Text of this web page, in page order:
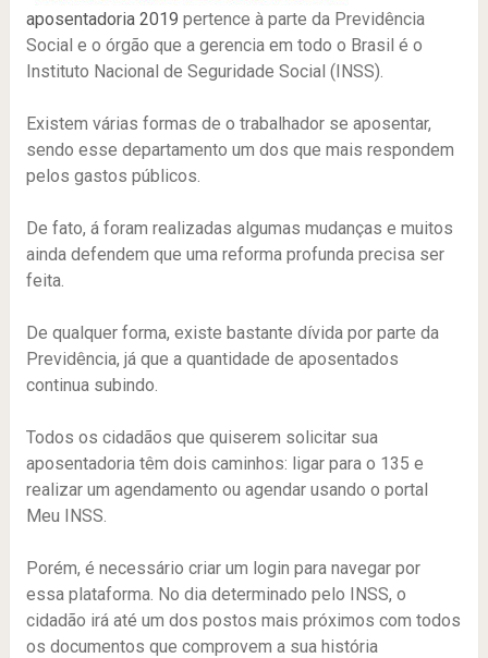
aposentadoria 2019 pertence à parte da Previdência
Social e o órgão que a gerencia em todo o Brasil é o
Instituto Nacional de Seguridade Social (INSS).
Existem várias formas de o trabalhador se aposentar,
sendo esse departamento um dos que mais respondem
pelos gastos públicos.
De fato, á foram realizadas algumas mudanças e muitos
ainda defendem que uma reforma profunda precisa ser
feita.
De qualquer forma, existe bastante dívida por parte da
Previdência, já que a quantidade de aposentados
continua subindo.
Todos os cidadãos que quiserem solicitar sua
aposentadoria têm dois caminhos: ligar para o 135 e
realizar um agendamento ou agendar usando o portal
Meu INSS.
Porém, é necessário criar um login para navegar por
essa plataforma. No dia determinado pelo INSS, o
cidadão irá até um dos postos mais próximos com todos
os documentos que comprovem a sua história